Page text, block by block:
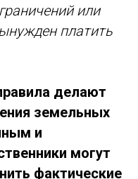
или
платить
делают
земельных
и
могут
фактические